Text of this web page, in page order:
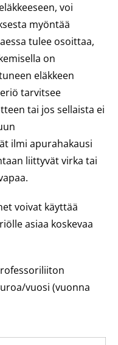
voi
myöntää
tulee osoittaa,
on
eläkkeen
tarvitsee
tai jos sellaista ei
ilmi apurahakausi
liittyvät virka tai
voivat käyttää
asiaa koskevaa
vuosi (vuonna